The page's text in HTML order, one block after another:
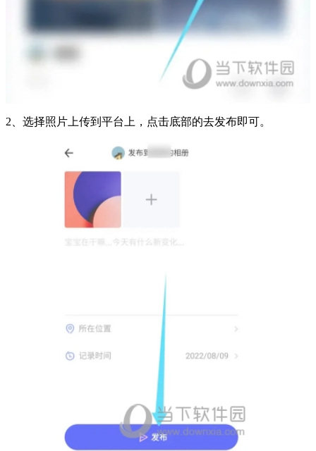
2、选择照片上传到平台上，点击底部的去发布即可。